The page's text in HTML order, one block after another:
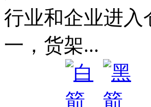
行业和企业进入
一，货架...